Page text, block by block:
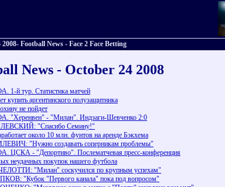
2008- Football News - Face 2 Face Betting
News - October 24 2008
1-й тур. Статистика матчей
купить аргентинского полузащитника
не пойдет
"Херенвен" - "Милан". Индзаги-Шевченко 2:0
"Спасибо Семину!"
около 10 млн. фунтов на аренде Бэкхема
"Нужно создавать соперникам проблемы"
ЦСКА - "Депортиво". Послематчевая пресс-конференция
неудачных покупок нашего футбола
"Милан" соскучился по крупным успехам"
"Кубок "Первого канала" пока под вопросом"